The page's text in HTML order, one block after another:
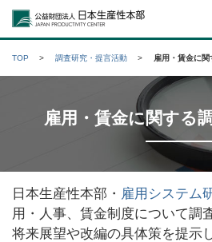
公益財団法
TOP 調査研究・提言活動 雇用・賃金に
雇用・賃金に関する
日本生産性本部・ 雇用システム
用・人事、賃金制度について調
将来展望や改編の具体策を提示